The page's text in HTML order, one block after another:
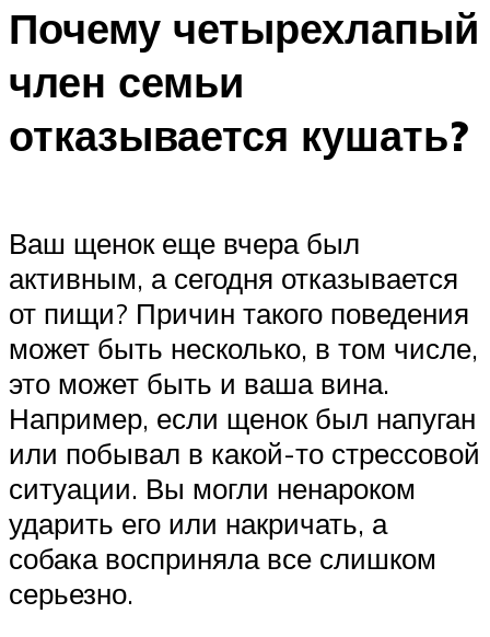
Почему четырехлапый
член семьи
отказывается кушать?
Ваш щенок еще вчера был
активным, а сегодня отказывается
от пищи? Причин такого поведения
может быть несколько, в том числе,
это может быть и ваша вина.
Например, если щенок был напуган
или побывал в какой-то стрессовой
ситуации. Вы могли ненароком
ударить его или накричать, а
собака восприняла все слишком
серьезно.